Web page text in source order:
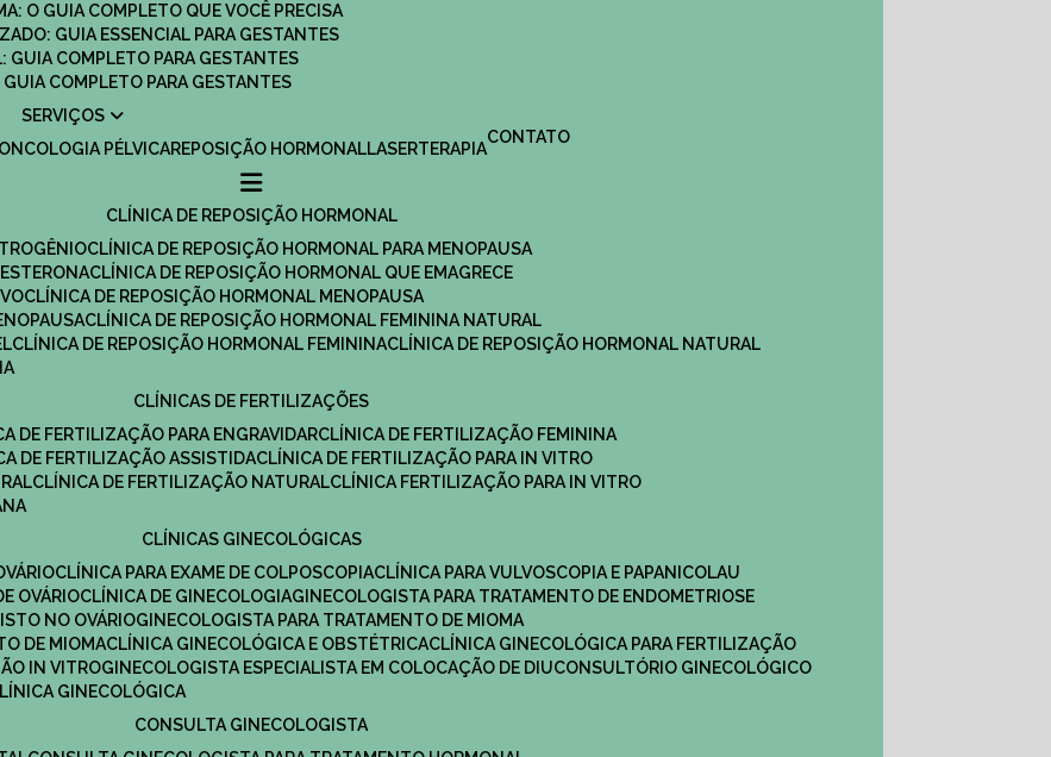
O GUIA COMPLETO QUE VOCÊ PRECISA
GUIA ESSENCIAL PARA GESTANTES
GUIA COMPLETO PARA GESTANTES
GUIA COMPLETO PARA GESTANTES
SERVIÇOS
ONCOLOGIA PÉLVICA REPOSIÇÃO HORMONAL LASERTERAPIA
CONTATO
CLÍNICA DE REPOSIÇÃO HORMONAL
CLÍNICA DE REPOSIÇÃO HORMONAL PARA MENOPAUSA
CLÍNICA DE REPOSIÇÃO HORMONAL QUE EMAGRECE
CLÍNICA DE REPOSIÇÃO HORMONAL MENOPAUSA
CLÍNICA DE REPOSIÇÃO HORMONAL FEMININA NATURAL
CLÍNICA DE REPOSIÇÃO HORMONAL FEMININA
CLÍNICA DE REPOSIÇÃO HORMONAL NATURAL
CLÍNICAS DE FERTILIZAÇÕES
DE FERTILIZAÇÃO PARA ENGRAVIDAR
CLÍNICA DE FERTILIZAÇÃO FEMININA
DE FERTILIZAÇÃO ASSISTIDA
CLÍNICA DE FERTILIZAÇÃO PARA IN VITRO
CLÍNICA DE FERTILIZAÇÃO NATURAL
CLÍNICA FERTILIZAÇÃO PARA IN VITRO
CLÍNICAS GINECOLÓGICAS
CLÍNICA PARA EXAME DE COLPOSCOPIA
CLÍNICA PARA VULVOSCOPIA E PAPANICOLAU
OVÁRIO
CLÍNICA DE GINECOLOGIA
GINECOLOGISTA PARA TRATAMENTO DE ENDOMETRIOSE
NO OVÁRIO
GINECOLOGISTA PARA TRATAMENTO DE MIOMA
DE MIOMA
CLÍNICA GINECOLÓGICA E OBSTÉTRICA
CLÍNICA GINECOLÓGICA PARA FERTILIZAÇÃO
IN VITRO
GINECOLOGISTA ESPECIALISTA EM COLOCAÇÃO DE DIU
CONSULTÓRIO GINECOLÓGICO
CLÍNICA GINECOLÓGICA
CONSULTA GINECOLOGISTA